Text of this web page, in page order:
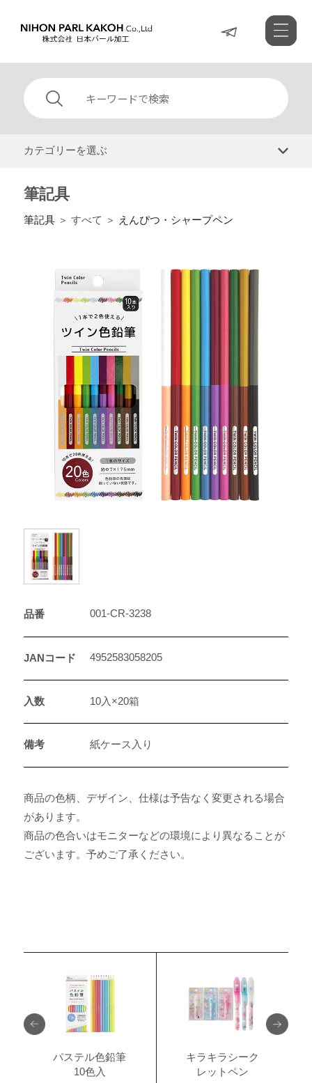
カテゴリーを選ぶ
筆記具
筆記具＞ すべて ＞ えんぴつ・シャープペン
品番 001-CR-3238
JANコード 4952583058205
入数 10入×20箱
備考 紙ケース入り
商品の色柄、デザイン、仕様は予告なく変更される場合
があります。
商品の色合いはモニターなどの環境により異なることが
ございます。予めご了承ください。
パステル色鉛筆
10色入
キラキラシーク
レットペン